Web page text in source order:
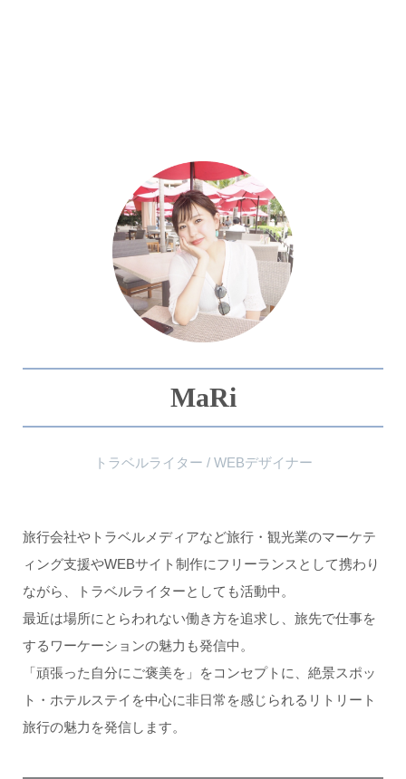
MaRi
トラベルライター / WEBデザイナー
旅行会社やトラベルメディアなど旅行・観光業のマーケテ
ィング支援やWEBサイト制作にフリーランスとして携わり
ながら、トラベルライターとしても活動中。
最近は場所にとらわれない働き方を追求し、旅先で仕事を
するワーケーションの魅力も発信中。
「頑張った自分にご褒美を」をコンセプトに、絶景スポッ
ト・ホテルステイを中心に非日常を感じられるリトリート
旅行の魅力を発信します。